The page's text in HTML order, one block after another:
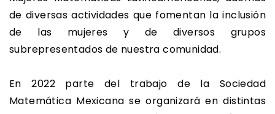
de diversas actividades que fomentan la inclusión
de las mujeres y de diversos grupos
subrepresentados de nuestra comunidad.
En 2022 parte del trabajo de la Sociedad
Matemática Mexicana se organizará en distintas